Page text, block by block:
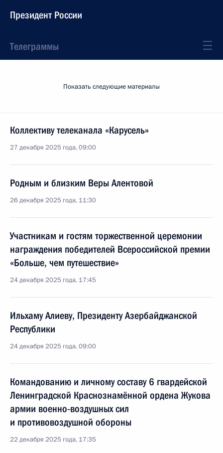
Президент России
Телеграммы
Показать следующие материалы
Коллективу телеканала «Карусель»
27 декабря 2025 года, 09:00
Родным и близким Веры Алентовой
26 декабря 2025 года, 11:30
Участникам и гостям торжественной церемонии
награждения победителей Всероссийской премии
«Больше, чем путешествие»
24 декабря 2025 года, 17:45
Ильхаму Алиеву, Президенту Азербайджанской
Республики
24 декабря 2025 года, 09:00
Командованию и личному составу 6 гвардейской
Ленинградской Краснознамённой ордена Жукова
армии военно-воздушных сил
и противовоздушной обороны
22 декабря 2025 года, 17:35